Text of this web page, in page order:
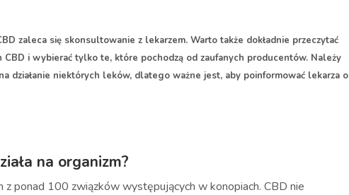
zaleca się skonsultowanie z lekarzem. Warto także dokładnie przeczytać
i wybierać tylko te, które pochodzą od zaufanych producentów. Należy
działanie niektórych leków, dlatego ważne jest, aby poinformować lekarza o
na organizm?
z ponad 100 związków występujących w konopiach. CBD nie